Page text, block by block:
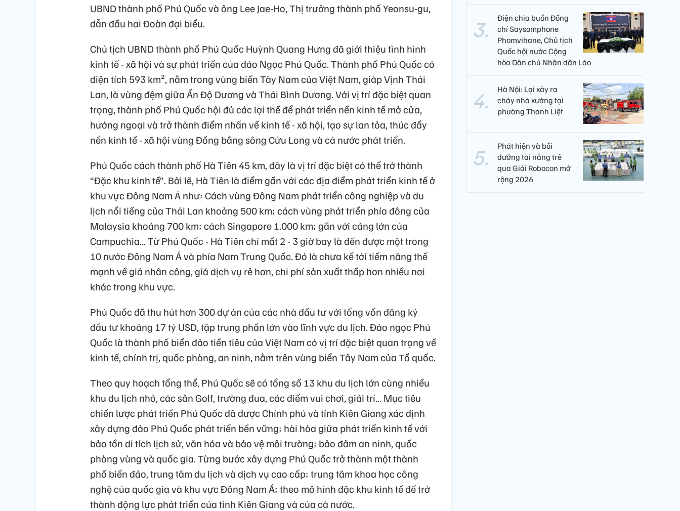
UBND thành phố Phú Quốc và ông Lee Jae-Ho, Thị trưởng thành phố Yeonsu-gu,
dẫn đầu hai Đoàn đại biểu.
Chủ tịch UBND thành phố Phú Quốc Huỳnh Quang Hưng đã giới thiệu tình hình
kinh tế - xã hội và sự phát triển của đảo Ngọc Phú Quốc. Thành phố Phú Quốc có
diện tích 593 km², nằm trong vùng biển Tây Nam của Việt Nam, giáp Vịnh Thái
Lan, là vùng đệm giữa Ấn Độ Dương và Thái Bình Dương. Với vị trí đặc biệt quan
trọng, thành phố Phú Quốc hội đủ các lợi thế để phát triển nền kinh tế mở cửa,
hướng ngoại và trở thành điểm nhấn về kinh tế - xã hội, tạo sự lan tỏa, thúc đẩy
nền kinh tế - xã hội vùng Đồng bằng sông Cửu Long và cả nước phát triển.
Phú Quốc cách thành phố Hà Tiên 45 km, đây là vị trí đặc biệt có thể trở thành
“Đặc khu kinh tế”. Bởi lẽ, Hà Tiên là điểm gần với các địa điểm phát triển kinh tế ở
khu vực Đông Nam Á như: Cách vùng Đông Nam phát triển công nghiệp và du
lịch nổi tiếng của Thái Lan khoảng 500 km; cách vùng phát triển phía đông của
Malaysia khoảng 700 km; cách Singapore 1.000 km; gần với cảng lớn của
Campuchia… Từ Phú Quốc - Hà Tiên chỉ mất 2 - 3 giờ bay là đến được một trong
10 nước Đông Nam Á và phía Nam Trung Quốc. Đó là chưa kể tới tiềm năng thế
mạnh về giá nhân công, giá dịch vụ rẻ hơn, chi phí sản xuất thấp hơn nhiều nơi
khác trong khu vực.
Phú Quốc đã thu hút hơn 300 dự án của các nhà đầu tư với tổng vốn đăng ký
đầu tư khoảng 17 tỷ USD, tập trung phần lớn vào lĩnh vực du lịch. Đảo ngọc Phú
Quốc là thành phố biển đảo tiền tiêu của Việt Nam có vị trí đặc biệt quan trọng về
kinh tế, chính trị, quốc phòng, an ninh, nằm trên vùng biển Tây Nam của Tổ quốc.
Theo quy hoạch tổng thể, Phú Quốc sẽ có tổng số 13 khu du lịch lớn cùng nhiều
khu du lịch nhỏ, các sân Golf, trường đua, các điểm vui chơi, giải trí… Mục tiêu
chiến lược phát triển Phú Quốc đã được Chính phủ và tỉnh Kiên Giang xác định
xây dựng đảo Phú Quốc phát triển bền vững; hài hòa giữa phát triển kinh tế với
bảo tồn di tích lịch sử, văn hóa và bảo vệ môi trường; bảo đảm an ninh, quốc
phòng vùng và quốc gia. Từng bước xây dựng Phú Quốc trở thành một thành
phố biển đảo, trung tâm du lịch và dịch vụ cao cấp; trung tâm khoa học công
nghệ của quốc gia và khu vực Đông Nam Á; theo mô hình đặc khu kinh tế để trở
thành động lực phát triển của tỉnh Kiên Giang và của cả nước.
Điện chia buồn Đồng
chí Saysomphone
Phomvihane, Chủ tịch
Quốc hội nước Cộng
hòa Dân chủ Nhân dân Lào
Hà Nội: Lại xảy ra
cháy nhà xưởng tại
phường Thanh Liệt
Phát hiện và bồi
dưỡng tài năng trẻ
qua Giải Robocon mở
rộng 2026